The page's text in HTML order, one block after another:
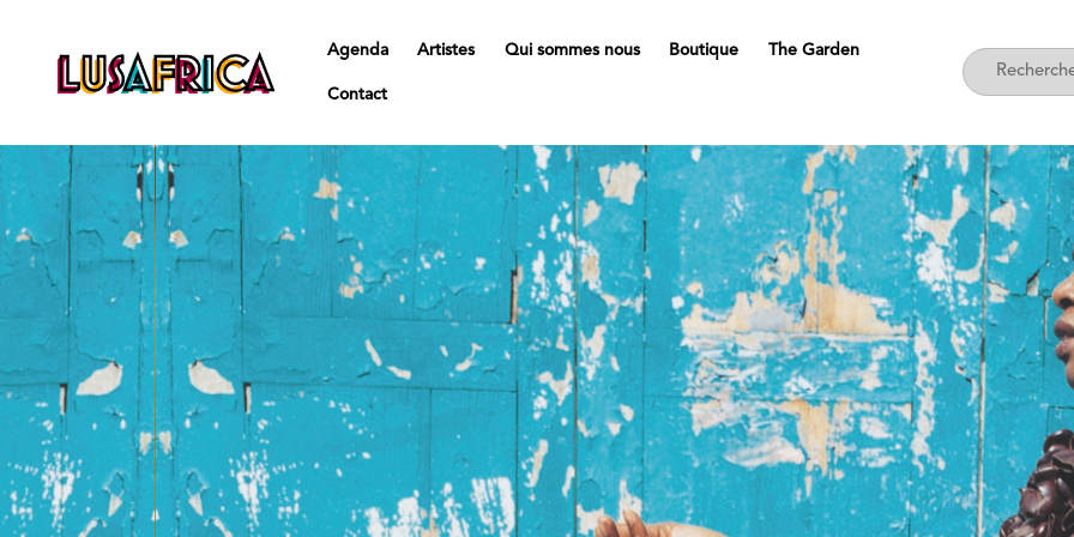
Agenda Artistes Qui sommes nous Boutique The Garden
Contact